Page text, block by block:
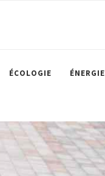
ÉCOLOGIE ÉNERGIE